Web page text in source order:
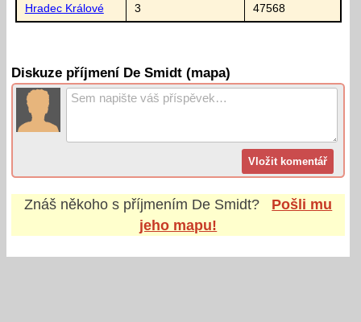
Hradec Králové 3 47568
Diskuze příjmení De Smidt (mapa)
Znáš někoho s příjmením De Smidt?
Pošli mu
jeho mapu!